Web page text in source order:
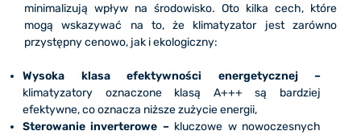
minimalizują wpływ na środowisko. Oto kilka cech, które
mogą wskazywać na to, że klimatyzator jest zarówno
przystępny cenowo, jak i ekologiczny:
Wysoka klasa efektywności energetycznej –
klimatyzatory oznaczone klasą A+++ są bardziej
efektywne, co oznacza niższe zużycie energii,
Sterowanie inverterowe – kluczowe w nowoczesnych